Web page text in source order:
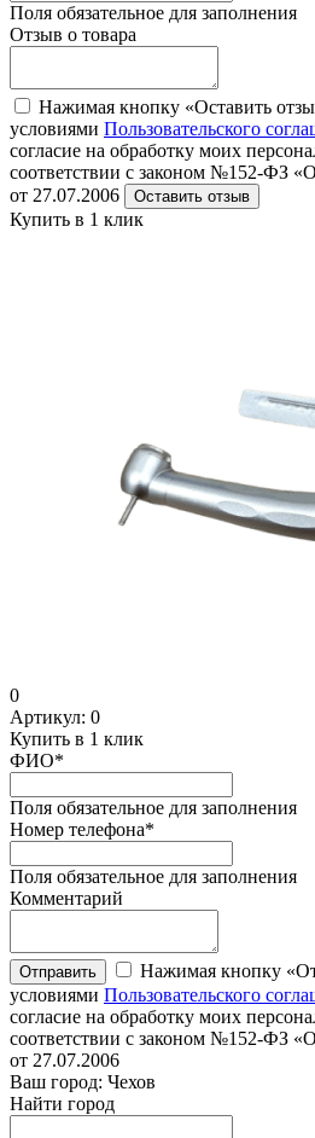
Поля обязательное для заполнения
Отзыв о товара
Нажимая кнопку «Оставить
условиями Пользовательского
согласие на обработку моих
соответствии с законом №152-ФЗ
от 27.07.2006
Оставить отзыв
Купить в 1 клик
0
Артикул: 0
Купить в 1 клик
ФИО*
Поля обязательное для заполнения
Номер телефона*
Поля обязательное для заполнения
Комментарий
Отправить
Нажимая кнопку
условиями Пользовательского
согласие на обработку моих
соответствии с законом №152-ФЗ
от 27.07.2006
Ваш город: Чехов
Найти город